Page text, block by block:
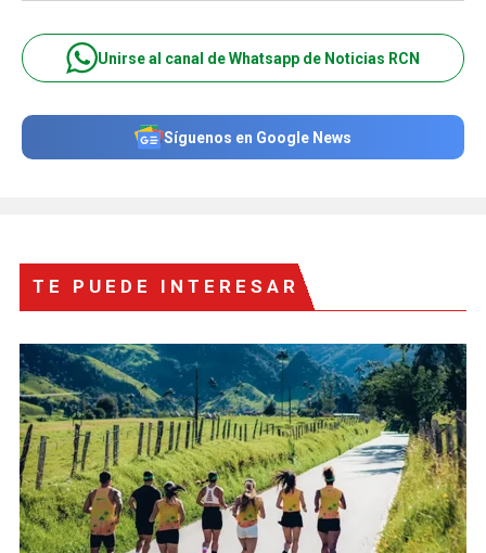
Unirse al canal de Whatsapp de Noticias RCN
Síguenos en Google News
TE PUEDE INTERESAR